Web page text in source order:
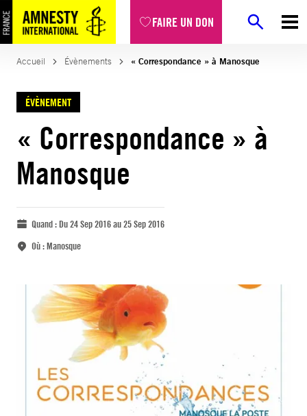
FAIRE UN DON
Accueil Évènements « Correspondance » à Manosque
ÉVÈNEMENT
« Correspondance » à
Manosque
Quand :Du 24 Sep 2016 au 25 Sep 2016
Où :Manosque